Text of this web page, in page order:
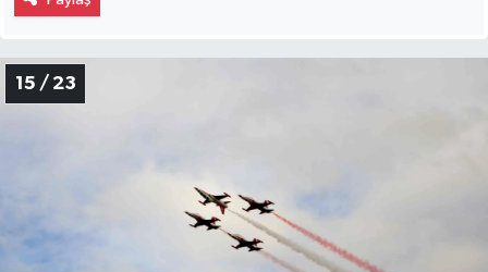
15 / 23